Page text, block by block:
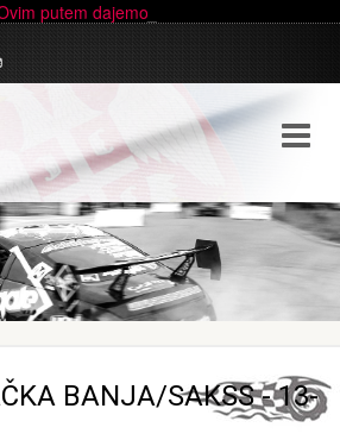
putem dajemo zvanično pojašnjenje u
BANJA/SAKSS - 13-